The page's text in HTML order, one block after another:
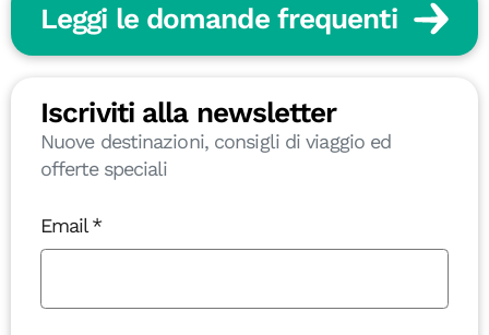
Leggi le domande frequenti
Iscriviti alla newsletter
Nuove destinazioni, consigli di viaggio ed
offerte speciali
Email